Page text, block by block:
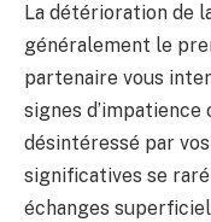
La détérioration de
généralement le
partenaire vous
signes
désintéressé par
significatives se
échanges